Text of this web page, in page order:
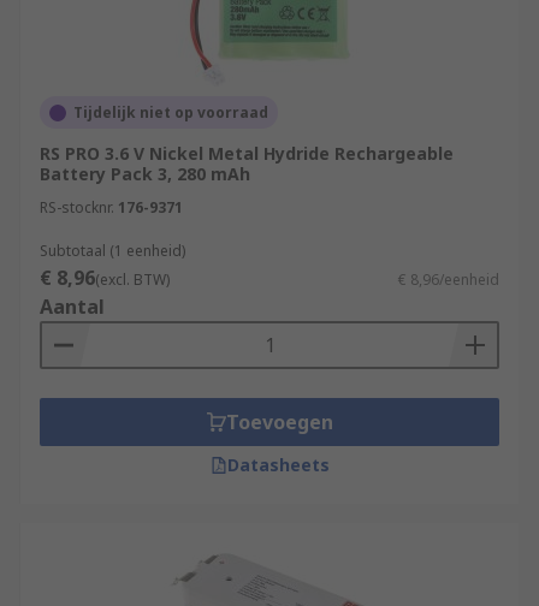
Tijdelijk niet op voorraad
RS PRO 3.6 V Nickel Metal Hydride Rechargeable
Battery Pack 3, 280 mAh
RS-stocknr. 176-9371
Subtotaal (1 eenheid)
€ 8,96(excl. BTW) € 8,96/eenheid
Aantal
Toevoegen
Datasheets